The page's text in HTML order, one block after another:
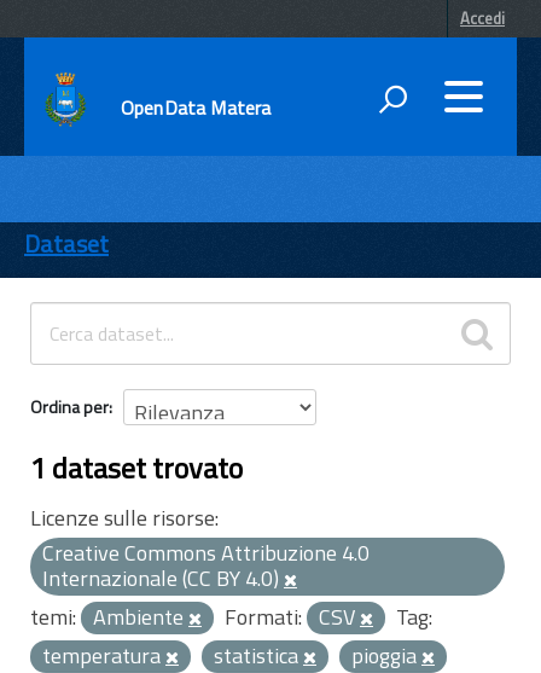
Accedi
OpenData Matera
ENTI
TEMI
INFORMAZIONI
Dataset
Ordina per
1 dataset trovato
Licenze sulle risorse:
Creative Commons Attribuzione 4.0
Internazionale (CC BY 4.0)
temi: Ambiente Formati: CSV
Tag:
temperatura
statistica
pioggia